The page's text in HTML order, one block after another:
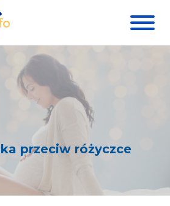
przeciw różyczce